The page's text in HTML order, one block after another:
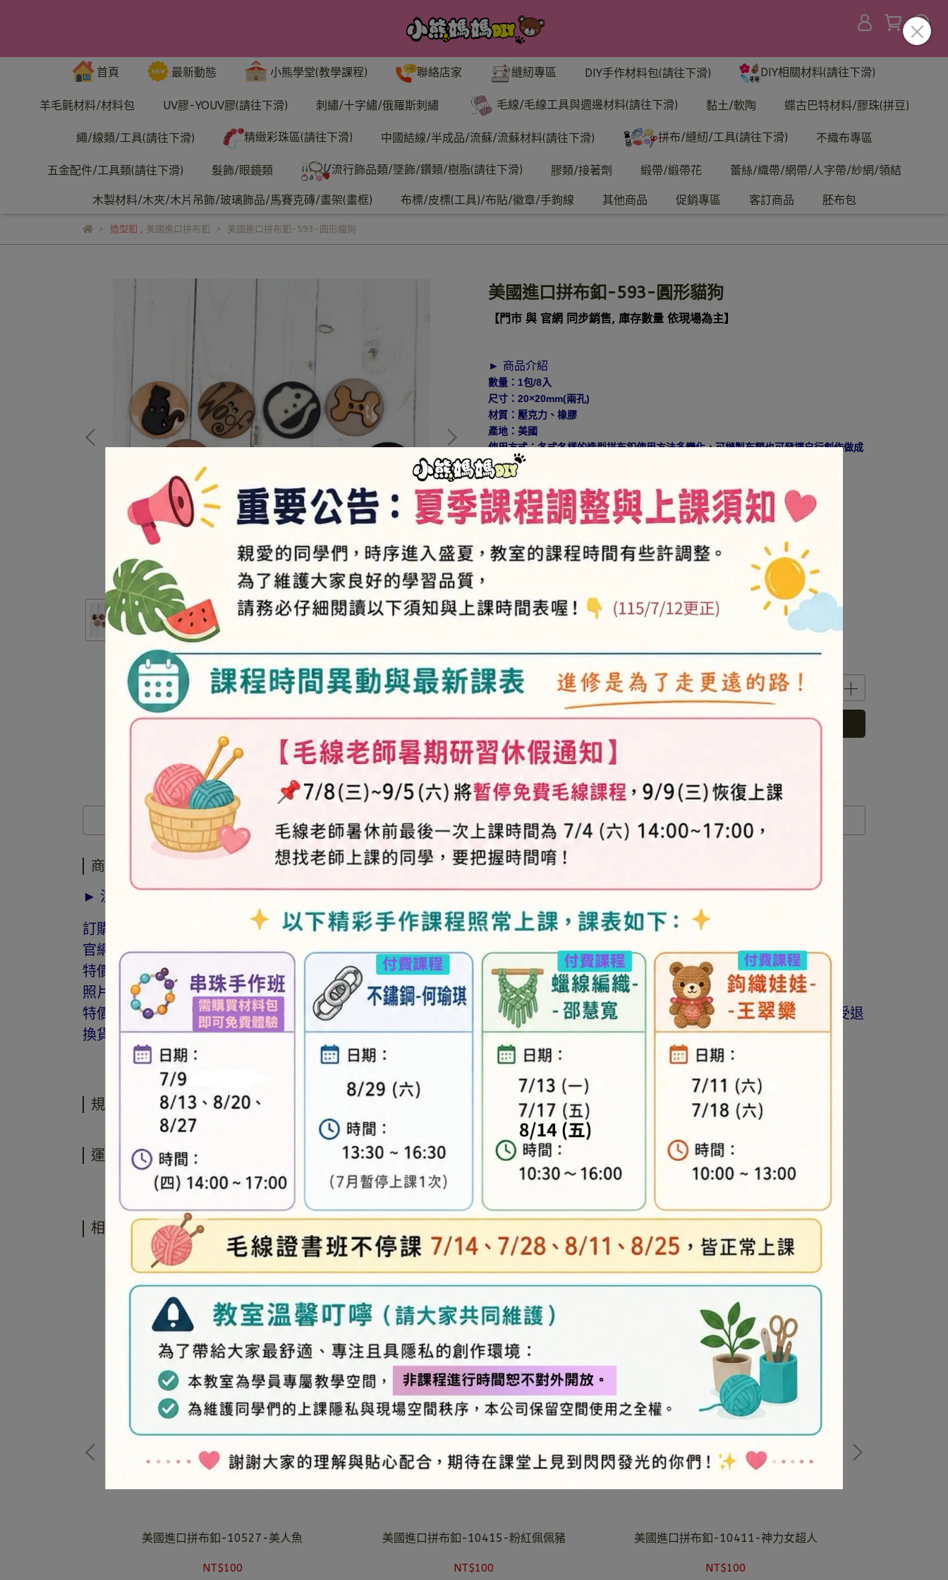
首頁 最新動態 小熊學堂(教學課程) 聯絡店家 縫紉專區 DIY手作材料包(請往下滑) DIY相關材料(請往下滑)
羊毛氈材料/材料包 UV膠-YOUV膠(請往下滑) 刺繡/十字繡/俄羅斯刺繡 毛線/毛線工具與週邊材料(請往下滑) 黏土/軟陶 蝶古巴特材料/膠珠(拼豆)
繩/線類/工具(請往下滑) 精緻彩珠區(請往下滑) 中國結線/半成品/流蘇/流蘇材料(請往下滑) 拼布/縫紉/工具(請往下滑) 不織布專區
五金配件/工具類(請往下滑) 髮飾/眼鏡類 流行飾品類/墜飾/鑽類/樹脂(請往下滑) 膠類/接著劑 緞帶/緞帶花 蕾絲/織帶/網帶/人字帶/紗網/領結
木製材料/木夾/木片吊飾/玻璃飾品/馬賽克磚/畫架(畫框) 布標/皮標(工具)/布貼/徽章/手鉤線 其他商品 促銷專區 客訂商品 胚布包
造型釦 , 美國進口拼布釦 美國進口拼布釦-593-圓形貓狗
美國進口拼布釦-593-圓形貓狗
【門市 與 官網 同步銷售, 庫存數量 依現場為主】
► 商品介紹
數量：1包/8入
尺寸：20×20mm(兩孔)
材質：壓克力、橡膠
產地：美國
使用方式：各式各樣的造型拼布釦使用方法多變化，可縫製布類也可發揮自行創作做成
卡片
貼心小提醒：美國造型釦每次進貨都會有些許差異，實際產品以現貨為準.
►NT$100 此為特價品，VIP/金卡會員不折扣
► 如何加入會員⇒ https://pse.is/3njdxz
商品編號:06G-1664-593
已售完，貨到通知我
加入最愛 此商品 「 最高 」可以折抵紅利
商品介紹 規格說明 運送方式
商品介紹
► 注意事項
訂購前請詳閱「線上訂購流程說明」及「退換貨需知」，謝謝。
官網與門市同步銷售，如遇缺貨會由專人與您聯繫。
特價商品，會員不再提供折扣優惠。
照片因拍攝光線與螢幕色差而有所差異，實際顏色與網路呈現略有不同，將以實際出貨商品為準。
特價品、客訂商品、毛線、緞帶、繩線、零碼商品、工具、消耗性商品(如膠類…等)，與著作權商品(如書籍…等)，恕不接受退
換貨。
規格說明
運送方式
相關商品
美國進口拼布釦-10527-美人魚
NT$100
美國進口拼布釦-10415-粉紅佩佩豬
NT$100
美國進口拼布釦-10411-神力女超人
NT$100